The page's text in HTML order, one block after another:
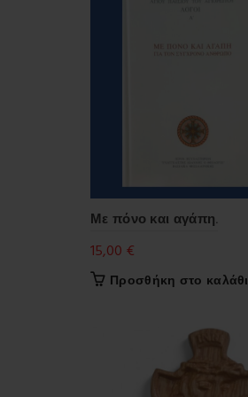
Με πόνο και αγάπη.
15,00 €
Προσθήκη στο καλάθι